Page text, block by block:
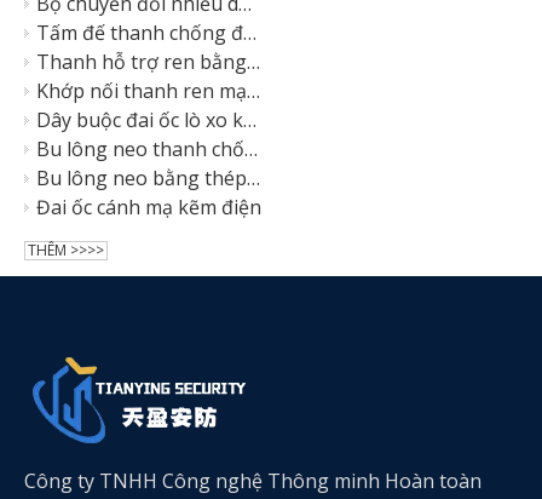
Tấm đế thanh chống để gắn khung kim loại
Thanh hỗ trợ ren bằng thép mạ kẽm
Khớp nối thanh ren mạ kẽm điện
Dây buộc đai ốc lò xo kênh Strut
Bu lông neo thanh chống mạ kẽm điện
Bu lông neo bằng thép carbon và thép không gỉ
Đai ốc cánh mạ kẽm điện
THÊM >>>>
Công ty TNHH Công nghệ Thông minh Hoàn toàn